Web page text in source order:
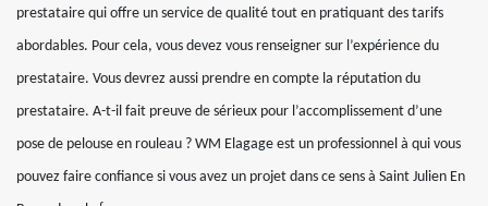
prestataire qui offre un service de qualité tout en pratiquant des tarifs
abordables. Pour cela, vous devez vous renseigner sur l’expérience du
prestataire. Vous devrez aussi prendre en compte la réputation du
prestataire. A-t-il fait preuve de sérieux pour l’accomplissement d’une
pose de pelouse en rouleau ? WM Elagage est un professionnel à qui vous
pouvez faire confiance si vous avez un projet dans ce sens à Saint Julien En